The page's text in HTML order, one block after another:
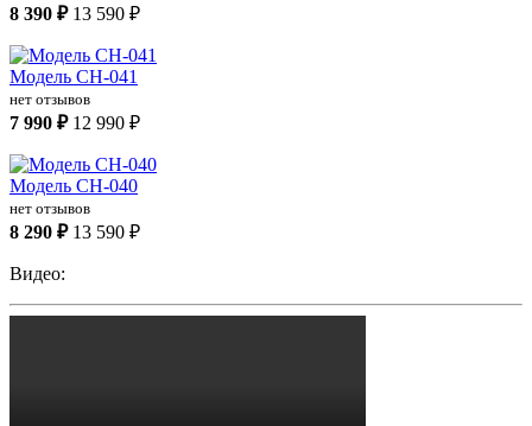
8 390 ₽ 13 590 ₽
Модель СН-041
нет отзывов
7 990 ₽ 12 990 ₽
Модель СН-040
нет отзывов
8 290 ₽ 13 590 ₽
Видео: